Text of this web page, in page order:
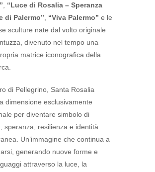
“Luce di Rosalia – Speranza
di Palermo”
“Viva Palermo” e le
sculture nate dal volto originale
divenuto nel tempo una
matrice iconografica della
di Pellegrino, Santa Rosalia
dimensione esclusivamente
per diventare simbolo di
speranza, resilienza e identità
Un’immagine che continua a
generando nuove forme e
attraverso la luce, la